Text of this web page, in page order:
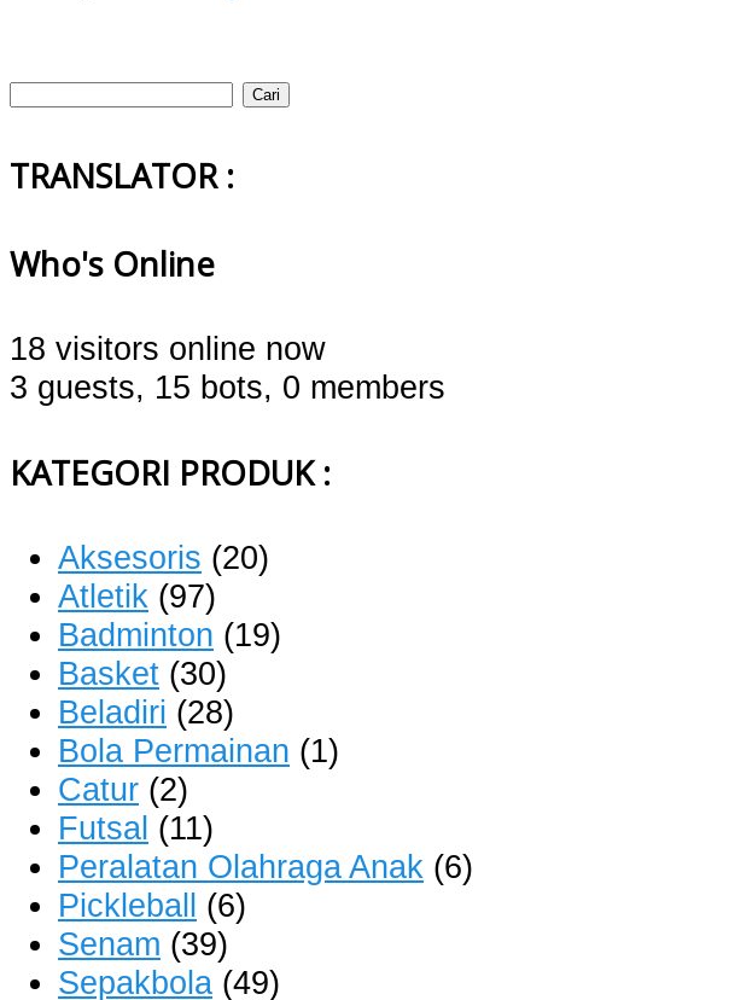
Cari
TRANSLATOR :
Who's Online
18 visitors online now
3 guests, 15 bots, 0 members
KATEGORI PRODUK :
Aksesoris (20)
Atletik (97)
Badminton (19)
Basket (30)
Beladiri (28)
Bola Permainan (1)
Catur (2)
Futsal (11)
Peralatan Olahraga Anak (6)
Pickleball (6)
Senam (39)
Sepakbola (49)